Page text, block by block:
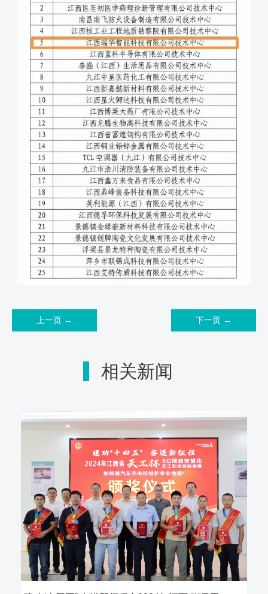
上一页 ← 下一页 →
相关新闻